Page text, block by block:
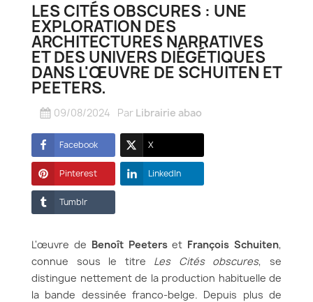
LES CITÉS OBSCURES : UNE
EXPLORATION DES
ARCHITECTURES NARRATIVES
ET DES UNIVERS DIÉGÉTIQUES
DANS L'ŒUVRE DE SCHUITEN ET
PEETERS.
09/08/2024 Par Librairie abao
Facebook X
Pinterest LinkedIn
Tumblr
L'œuvre de Benoît Peeterset François Schuiten,
connue sous le titre Les Cités obscures, se
distingue nettement de la production habituelle de
la bande dessinée franco-belge. Depuis plus de